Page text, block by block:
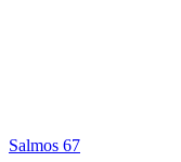
Salmos 67